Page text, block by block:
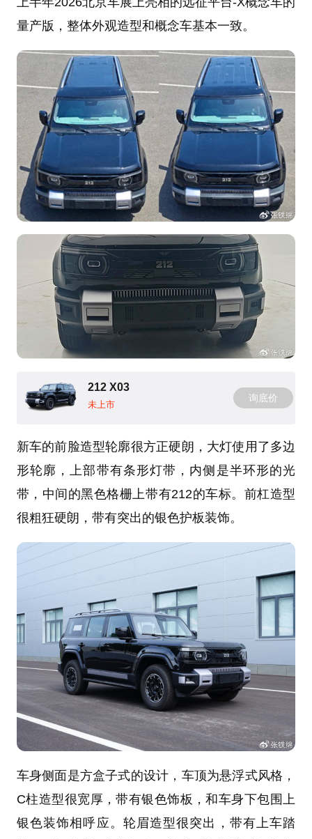
量产版，整体外观造型和概念车基本一致。
212 X03
未上市
询底价
新车的前脸造型轮廓很方正硬朗，大灯使用了多边
形轮廓，上部带有条形灯带，内侧是半环形的光
带，中间的黑色格栅上带有212的车标。前杠造型
很粗狂硬朗，带有突出的银色护板装饰。
车身侧面是方盒子式的设计，车顶为悬浮式风格，
C柱造型很宽厚，带有银色饰板，和车身下包围上
银色装饰相呼应。轮眉造型很突出，带有上车踏